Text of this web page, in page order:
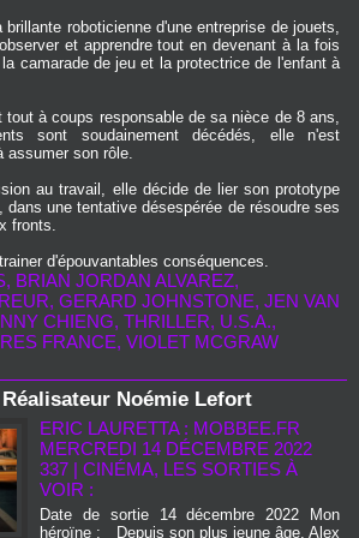
roboticienne d'une entreprise de jouets,
et apprendre tout en devenant à la fois
camarade de jeu et la protectrice de l'enfant à
tout à coups responsable de sa nièce de 8 ans,
sont soudainement décédés, elle n'est
assumer son rôle.
au travail, elle décide de lier son prototype
dans une tentative désespérée de résoudre ses
fronts.
d'épouvantables conséquences.
, BRIAN JORDAN ALVAREZ,
, GERARD JOHNSTONE, JEN VAN
CHIENG, THRILLER, U.S.A.,
FRANCE, VIOLET MCGRAW
Noémie Lefort
ERIC LAURETTA : MOBBEE.FR
MERCREDI 14 DÉCEMBRE 2022
337 |CINÉMA, LES SORTIES À
VOIR :
Date de sortie 14 décembre 2022 Mon
héroïne : Depuis son plus jeune âge, Alex